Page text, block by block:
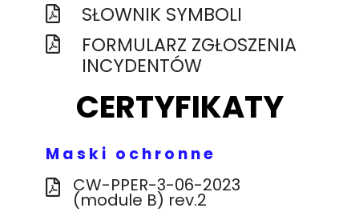
SŁOWNIK SYMBOLI
FORMULARZ ZGŁOSZENIA
INCYDENTÓW
CERTYFIKATY
Maski ochronne
CW-PPER-3-06-2023
(module B) rev.2